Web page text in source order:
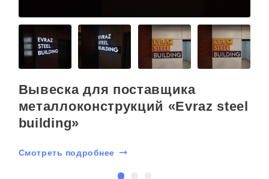
Вывеска для поставщика
металлоконструкций «Evraz steel
building»
Смотреть подробнее